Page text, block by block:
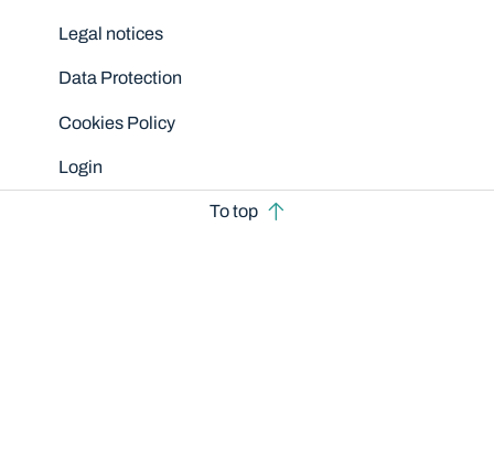
Legal notices
Data Protection
Cookies Policy
Login
To top